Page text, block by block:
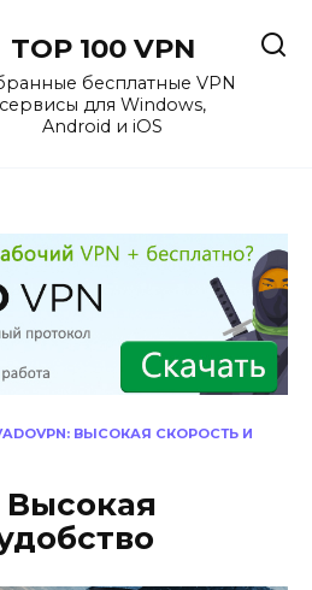
TOP 100 VPN
бесплатные VPN
сервисы для Windows,
Android и iOS
ВЫСОКАЯ СКОРОСТЬ И
Высокая